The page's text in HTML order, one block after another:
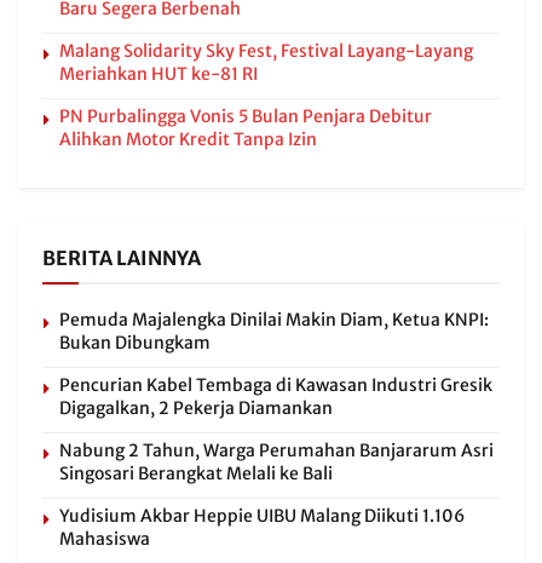
Baru Segera Berbenah
Malang Solidarity Sky Fest, Festival Layang-Layang
Meriahkan HUT ke-81 RI
PN Purbalingga Vonis 5 Bulan Penjara Debitur
Alihkan Motor Kredit Tanpa Izin
BERITA LAINNYA
Pemuda Majalengka Dinilai Makin Diam, Ketua KNPI:
Bukan Dibungkam
Pencurian Kabel Tembaga di Kawasan Industri Gresik
Digagalkan, 2 Pekerja Diamankan
Nabung 2 Tahun, Warga Perumahan Banjararum Asri
Singosari Berangkat Melali ke Bali
Yudisium Akbar Heppie UIBU Malang Diikuti 1.106
Mahasiswa